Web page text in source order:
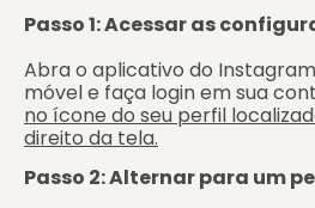
Passo 1: Acessar as
Abra o aplicativo do
móvel e faça login em sua
no ícone do seu perfil
direito da tela.
Passo 2: Alternar para um